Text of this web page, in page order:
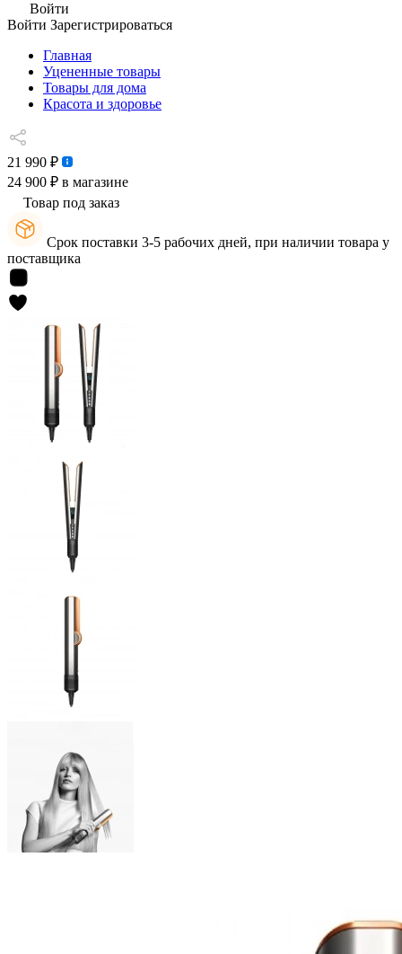
Войти
Войти Зарегистрироваться
Главная
Уцененные товары
Товары для дома
Красота и здоровье
21 990 ₽
24 900 ₽ в магазине
Товар под заказ
Срок поставки 3-5 рабочих дней, при наличии товара у
поставщика